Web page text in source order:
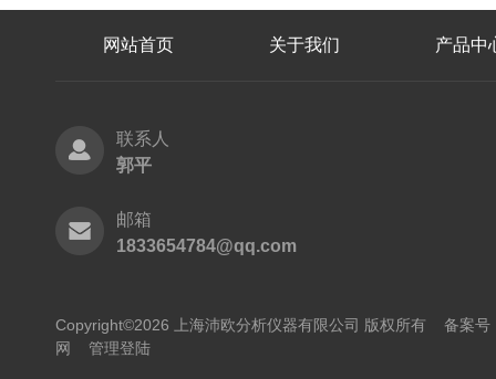
网站首页 关于我们 产品中
联系人
郭平
邮箱
1833654784@qq.com
Copyright©2026 上海沛欧分析仪器有限公司 版权所有 备案号
网
管理登陆